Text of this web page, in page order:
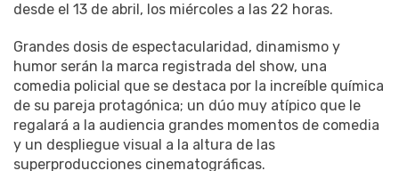
desde el 13 de abril, los miércoles a las 22 horas.
Grandes dosis de espectacularidad, dinamismo y
humor serán la marca registrada del show, una
comedia policial que se destaca por la increíble química
de su pareja protagónica; un dúo muy atípico que le
regalará a la audiencia grandes momentos de comedia
y un despliegue visual a la altura de las
superproducciones cinematográficas.